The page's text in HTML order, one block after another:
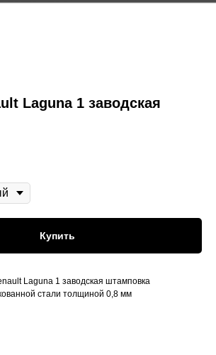
Laguna 1 заводская
Купить
Laguna 1 заводская штамповка
стали толщиной 0,8 мм